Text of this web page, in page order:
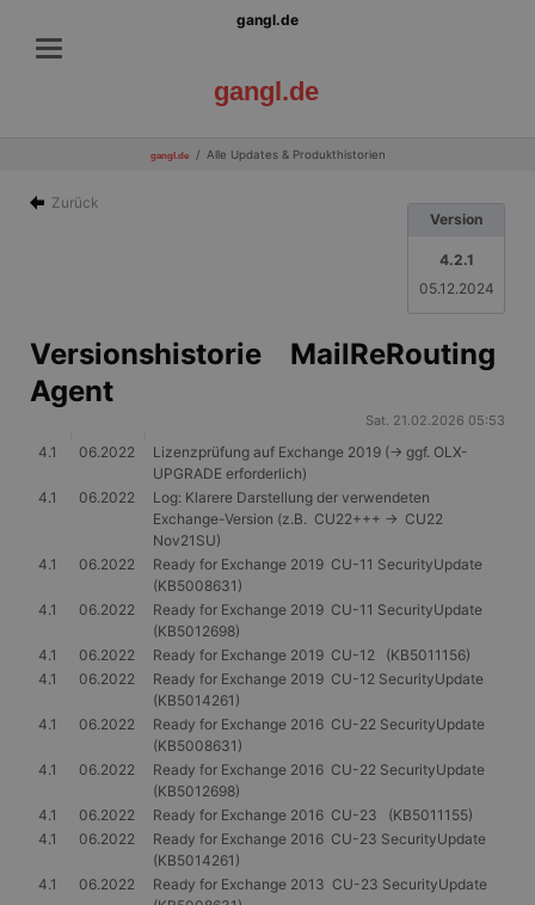
gangl.de
gangl.de
gangl.de Alle Updates & Produkthistorien
Zurück
Version
4.2.1
05.12.2024
Versionshistorie MailReRouting
Agent
Sat. 21.02.2026 05:53
4.1 06.2022
Lizenzprüfung auf Exchange 2019 (-> ggf. OLX-
UPGRADE erforderlich)
4.1
06.2022
Log: Klarere Darstellung der verwendeten
Exchange-Version (z.B. CU22+++ -> CU22
Nov21SU)
4.1
06.2022
Ready for Exchange 2019 CU-11 SecurityUpdate
(KB5008631)
4.1
06.2022
Ready for Exchange 2019 CU-11 SecurityUpdate
(KB5012698)
4.1
06.2022
Ready for Exchange 2019 CU-12 (KB5011156)
4.1
06.2022
Ready for Exchange 2019 CU-12 SecurityUpdate
(KB5014261)
4.1
06.2022
Ready for Exchange 2016 CU-22 SecurityUpdate
(KB5008631)
4.1
06.2022
Ready for Exchange 2016 CU-22 SecurityUpdate
(KB5012698)
4.1
06.2022
Ready for Exchange 2016 CU-23 (KB5011155)
4.1
06.2022
Ready for Exchange 2016 CU-23 SecurityUpdate
(KB5014261)
4.1
06.2022
Ready for Exchange 2013 CU-23 SecurityUpdate